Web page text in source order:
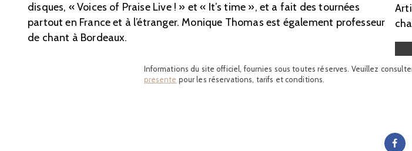
disques, « Voices of Praise Live ! » et « It’s time », et a fait des tournées
partout en France et à l’étranger. Monique Thomas est également professeur
de chant à Bordeaux.
Informations du site officiel, fournies sous toutes réserves. Veuillez
presente pour les réservations, tarifs et conditions.